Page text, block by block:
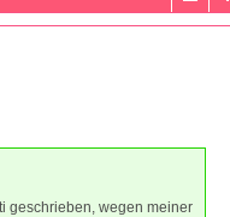
geschrieben, wegen meiner